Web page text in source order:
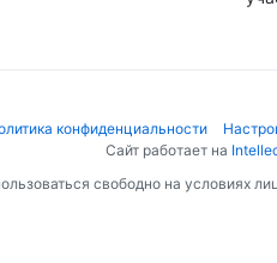
конфиденциальности
Сайт работает на
свободно на условиях